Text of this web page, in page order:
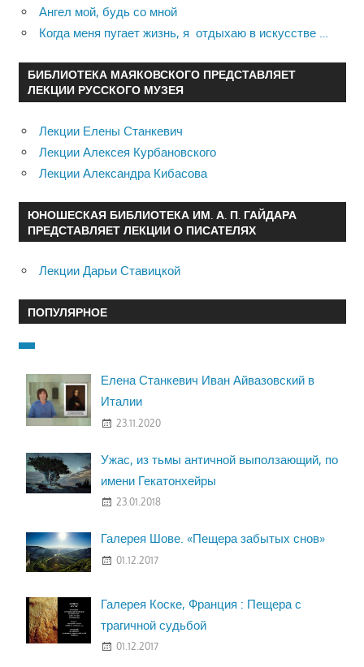
Ангел мой, будь со мной
Когда меня пугает жизнь, я отдыхаю в искусстве …
БИБЛИОТЕКА МАЯКОВСКОГО ПРЕДСТАВЛЯЕТ
ЛЕКЦИИ РУССКОГО МУЗЕЯ
Лекции Елены Станкевич
Лекции Алексея Курбановского
Лекции Александра Кибасова
ЮНОШЕСКАЯ БИБЛИОТЕКА ИМ. А. П. ГАЙДАРА
ПРЕДСТАВЛЯЕТ ЛЕКЦИИ О ПИСАТЕЛЯХ
Лекции Дарьи Ставицкой
ПОПУЛЯРНОЕ
Елена Станкевич Иван Айвазовский в
Италии
23.11.2020
Ужас, из тьмы античной выползающий, по
имени Гекатонхейры
23.01.2018
Галерея Шове. «Пещера забытых снов»
01.12.2017
Галерея Коске, Франция : Пещера с
трагичной судьбой
01.12.2017